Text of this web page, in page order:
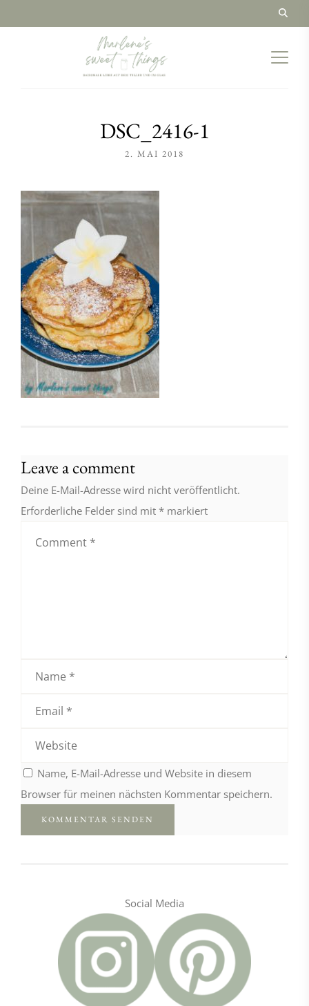
DSC_2416-1
2. MAI 2018
Leave a comment
Deine E-Mail-Adresse wird nicht veröffentlicht.
Erforderliche Felder sind mit * markiert
Name, E-Mail-Adresse und Website in diesem
Browser für meinen nächsten Kommentar speichern.
Social Media